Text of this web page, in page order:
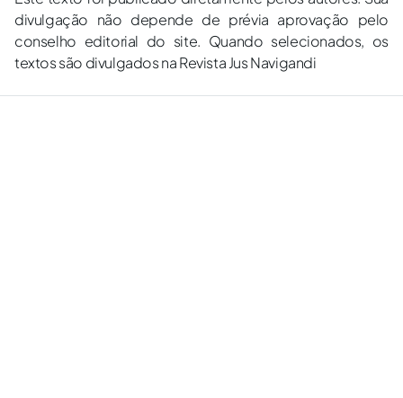
divulgação não depende de prévia aprovação pelo
conselho editorial do site. Quando selecionados, os
textos são divulgados na Revista Jus Navigandi